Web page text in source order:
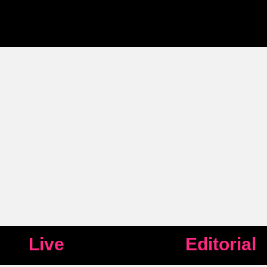
Live Editorial